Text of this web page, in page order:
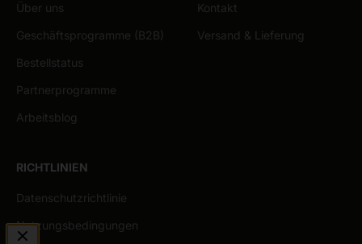
Über uns
Geschäftsprogramme (B2B)
Bestellstatus
Partnerprogramme
Arbeitsblog
Kontakt
Versand & Lieferung
RICHTLINIEN
Datenschutzrichtlinie
Nutzungsbedingungen